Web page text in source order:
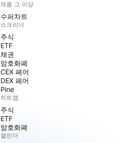
제품 그 이상
수퍼차트
스크리너
주식
ETF
채권
암호화폐
CEX 페어
DEX 페어
Pine
히트맵
주식
ETF
암호화폐
캘린더